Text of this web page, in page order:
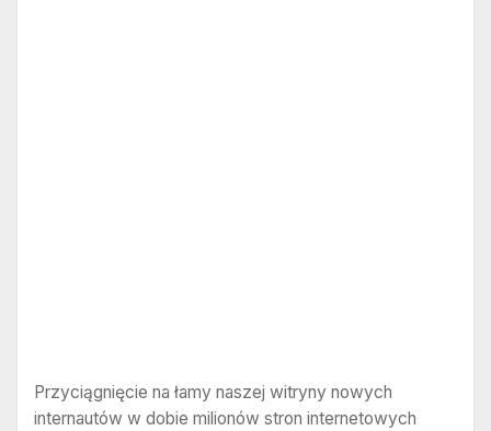
Przyciągnięcie na łamy naszej witryny nowych
internautów w dobie milionów stron internetowych